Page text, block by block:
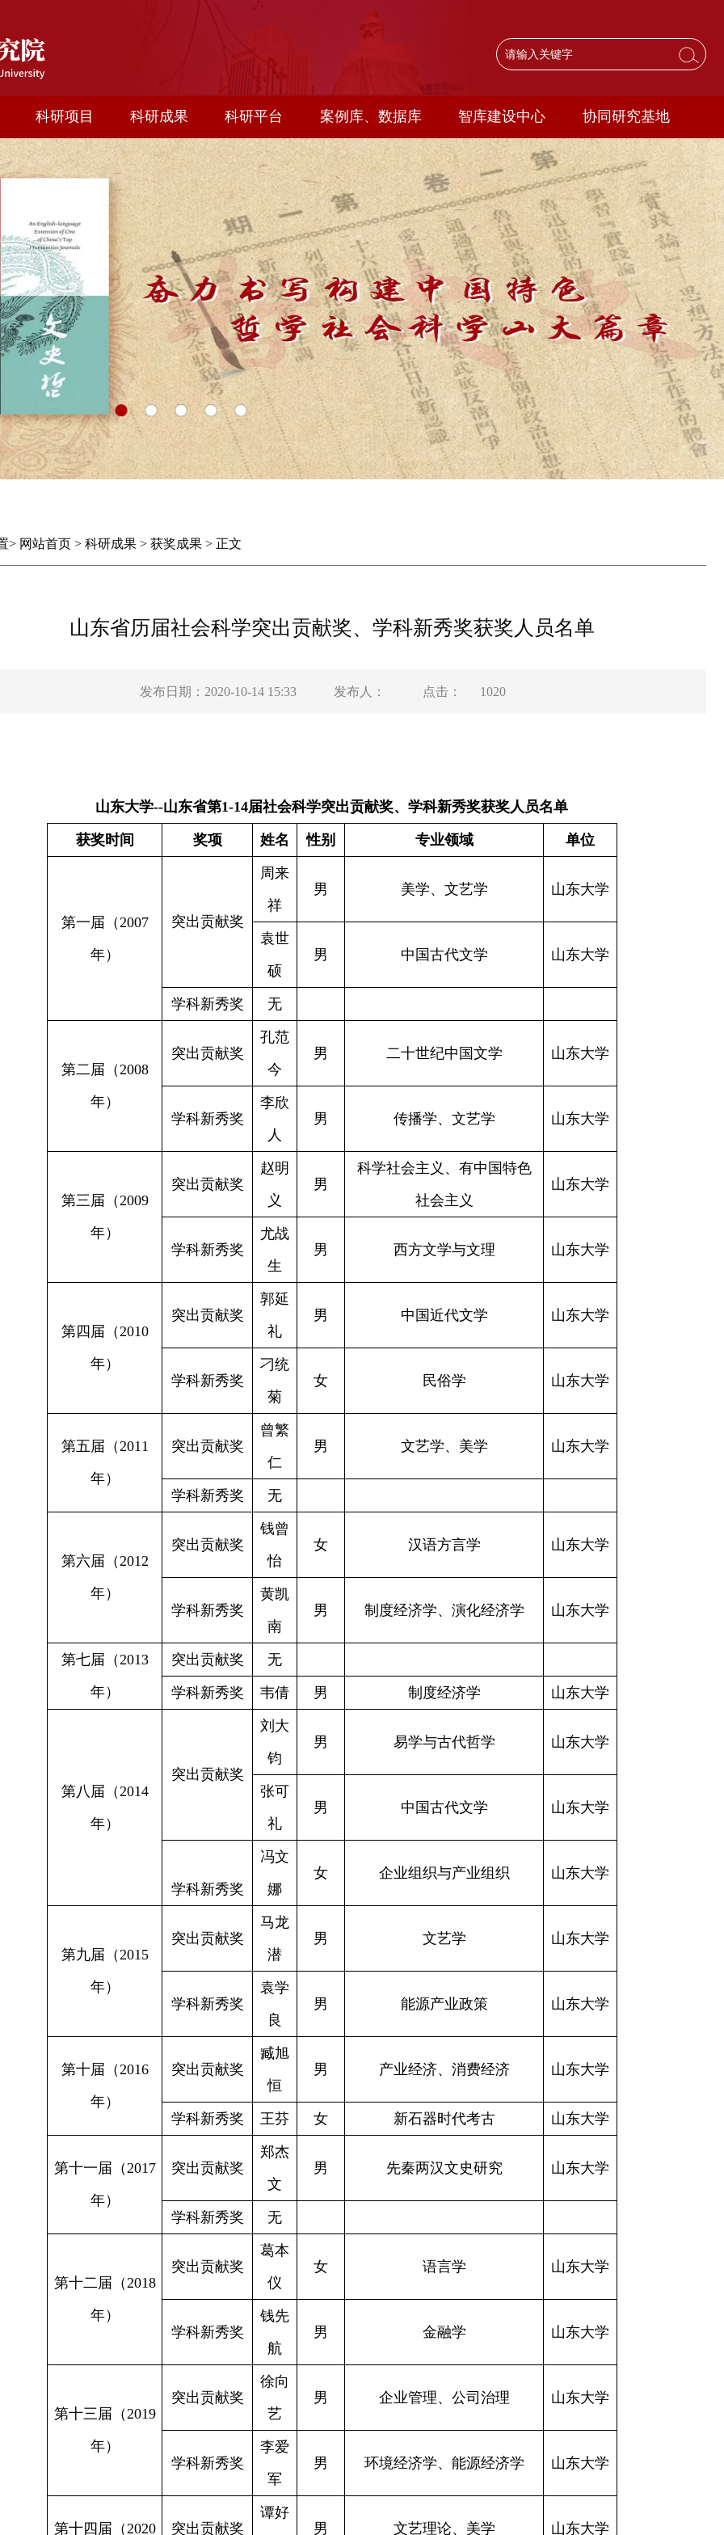
科研项目 科研成果 科研平台 案例库、数据库 智库建设中心 协同研究基地
> 网站首页 > 科研成果 > 获奖成果 > 正文
山东省历届社会科学突出贡献奖、学科新秀奖获奖人员名单
发布日期：2020-10-14 15:33 发布人： 点击： 1020
山东大学--山东省第1-14届社会科学突出贡献奖、学科新秀奖获奖人员名单
获奖时间 奖项 姓名 性别 专业领域 单位
第一届（ 2007
年）
突出贡献奖
周来
祥
男 美学、文艺学 山东大学
袁世
硕
男 中国古代文学 山东大学
学科新秀奖 无
第二届（ 2008
年）
突出贡献奖
孔范
今
男 二十世纪中国文学 山东大学
学科新秀奖
李欣
人
男 传播学、文艺学 山东大学
第三届（ 2009
年）
突出贡献奖
赵明
义
男
科学社会主义、有中国特色
社会主义
山东大学
学科新秀奖
尤战
生
男 西方文学与文理 山东大学
第四届（ 2010
年）
突出贡献奖
郭延
礼
男 中国近代文学 山东大学
学科新秀奖
刁统
菊
女 民俗学 山东大学
第五届（ 2011
年）
突出贡献奖
曾繁
仁
男 文艺学、美学 山东大学
学科新秀奖 无
第六届（ 2012
年）
突出贡献奖
钱曾
怡
女 汉语方言学 山东大学
学科新秀奖
黄凯
南
男 制度经济学、演化经济学 山东大学
第七届（ 2013
年）
突出贡献奖 无
学科新秀奖 韦倩 男 制度经济学 山东大学
第八届（ 2014
年）
突出贡献奖
刘大
钧
男 易学与古代哲学 山东大学
张可
礼
男 中国古代文学 山东大学
学科新秀奖
冯文
娜
女 企业组织与产业组织 山东大学
第九届（ 2015
年）
突出贡献奖
马龙
潜
男 文艺学 山东大学
学科新秀奖
袁学
良
男 能源产业政策 山东大学
第十届（ 2016
年）
突出贡献奖
臧旭
恒
男 产业经济、消费经济 山东大学
学科新秀奖 王芬 女 新石器时代考古 山东大学
第十一届（ 2017
年）
突出贡献奖
郑杰
文
男 先秦两汉文史研究 山东大学
学科新秀奖 无
第十二届（ 2018
年）
突出贡献奖
葛本
仪
女 语言学 山东大学
学科新秀奖
钱先
航
男 金融学 山东大学
第十三届（ 2019
年）
突出贡献奖
徐向
艺
男 企业管理、公司治理 山东大学
学科新秀奖
李爱
军
男 环境经济学、能源经济学 山东大学
第十四届（ 2020 突出贡献奖
谭好
男
文艺理论、美学 山东大学